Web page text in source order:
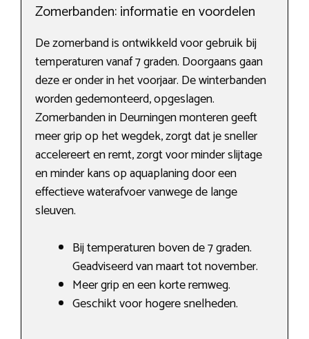
Zomerbanden: informatie en voordelen
De zomerband is ontwikkeld voor gebruik bij
temperaturen vanaf 7 graden. Doorgaans gaan
deze er onder in het voorjaar. De winterbanden
worden gedemonteerd, opgeslagen.
Zomerbanden in Deurningen monteren geeft
meer grip op het wegdek, zorgt dat je sneller
accelereert en remt, zorgt voor minder slijtage
en minder kans op aquaplaning door een
effectieve waterafvoer vanwege de lange
sleuven.
Bij temperaturen boven de 7 graden.
Geadviseerd van maart tot november.
Meer grip en een korte remweg.
Geschikt voor hogere snelheden.